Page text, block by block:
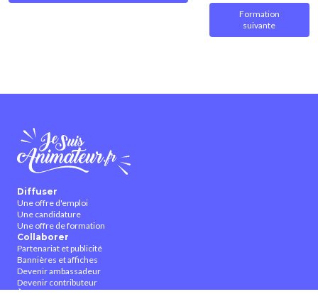
Formation
suivante
Diffuser
Une offre d'emploi
Une candidature
Une offre de formation
Collaborer
Partenariat et publicité
Bannières et affiches
Devenir ambassadeur
Devenir contributeur
À propos